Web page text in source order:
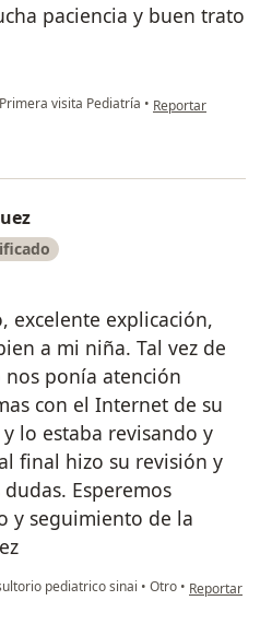
paciencia y buen trato
Primera visita Pediatría • en opinión del
Reportar
excelente explicación,
a mi niña. Tal vez de
ponía atención
con el Internet de su
lo estaba revisando y
final hizo su revisión y
Esperemos
y seguimiento de la
pediatrico sinai • Otro • en opinión
Reportar